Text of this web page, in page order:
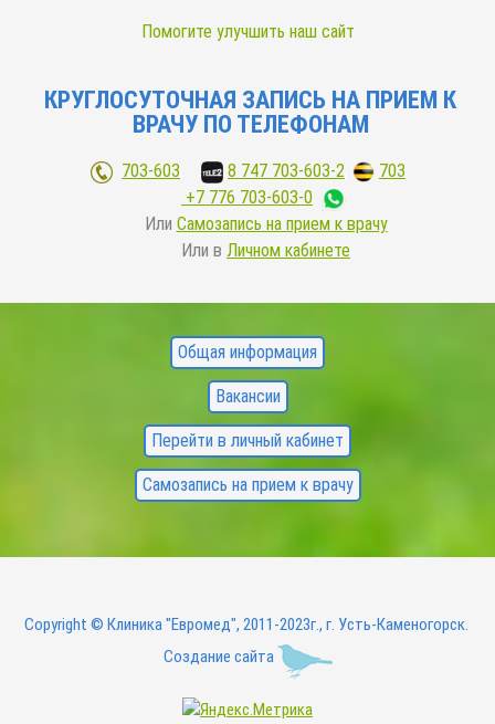
Помогите улучшить наш сайт
КРУГЛОСУТОЧНАЯ ЗАПИСЬ НА ПРИЕМ К
ВРАЧУ ПО ТЕЛЕФОНАМ
703-603 8 747 703-603-2
703
+7 776 703-603-0
Или Самозапись на прием к врачу
Или в Личном кабинете
Общая информация
Вакансии
Перейти в личный кабинет
Самозапись на прием к врачу
Copyright © Клиника "Евромед", 2011-2023г., г. Усть-Каменогорск.
Создание сайта